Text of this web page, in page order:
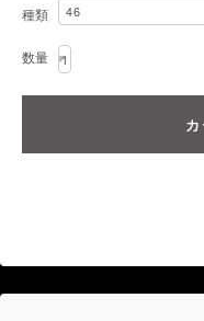
種類
数量